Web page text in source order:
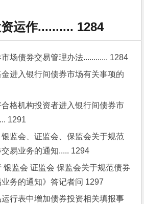
运作.......... 1284
场债券交易管理办法............ 1284
进入银行间债券市场有关事项的
格机构投资者进入银行间债券市
1291
监会、证监会、保监会关于规范
易业务的通知..... 1294
银监会 证监会 保监会关于规范债券
务的通知》答记者问 1297
行表中增加债券投资相关填报事